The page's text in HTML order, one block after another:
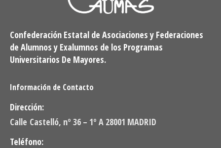
Confederación Estatal de Asociaciones y Federaciones
de Alumnos y Exalumnos de los Programas
Universitarios De Mayores.
Información de Contacto
Dirección:
Calle Castelló, nº 36 – 1º A 28001 MADRID
Teléfono: